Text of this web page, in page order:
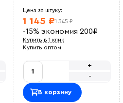
Цена за штуку:
1 345 ₽
1 145 ₽
-15% экономия 200₽
Купить в 1 клик
Купить оптом
-
+
В корзину